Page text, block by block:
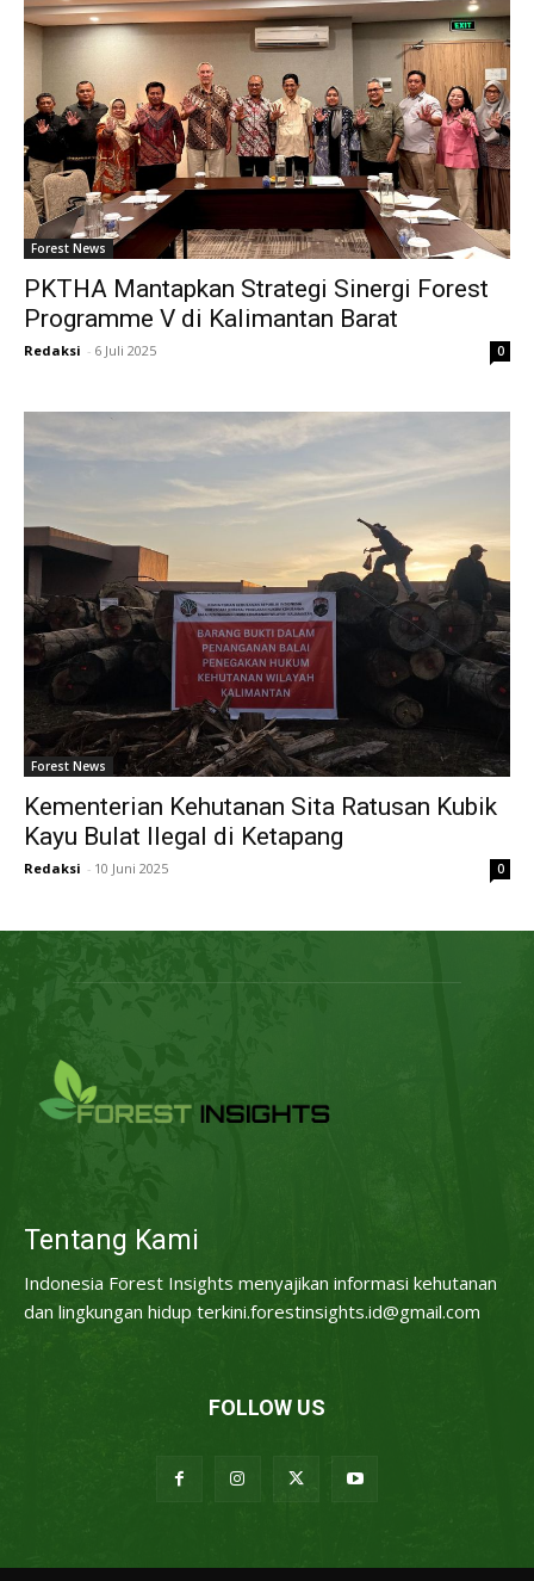
Forest News
PKTHA Mantapkan Strategi Sinergi Forest
Programme V di Kalimantan Barat
Redaksi - 6 Juli 2025 0
Forest News
Kementerian Kehutanan Sita Ratusan Kubik
Kayu Bulat Ilegal di Ketapang
Redaksi - 10 Juni 2025 0
Tentang Kami
Indonesia Forest Insights menyajikan informasi kehutanan
dan lingkungan hidup terkini.forestinsights.id@gmail.com
FOLLOW US